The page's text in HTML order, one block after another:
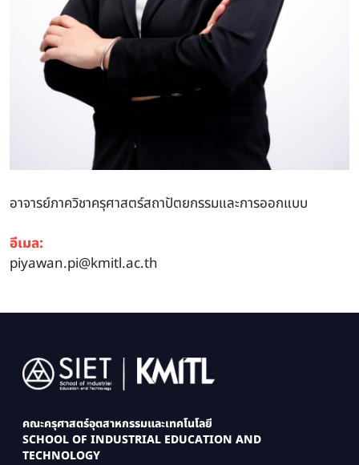
อาจารย์ภาควิชาครุศาสตร์สถาปัตยกรรมและการออกแบบ
อีเมล:
piyawan.pi@kmitl.ac.th
Image
คณะครุศาสตร์อุตสาหกรรมและเทคโนโลยี
SCHOOL OF INDUSTRIAL EDUCATION AND
TECHNOLOGY